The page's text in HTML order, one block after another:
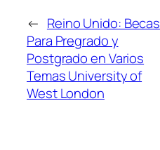
← Reino Unido: Becas
Para Pregrado y
Postgrado en Varios
Temas University of
West London